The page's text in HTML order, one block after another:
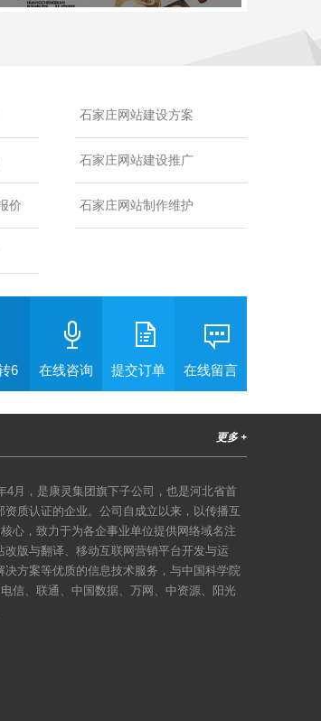
价
石家庄网站建设方案
石家庄网站建设推广
石家庄网站制作维护
6 在线咨询 提交订单 在线留言
更多 +
月，是康灵集团旗下子公司，也是河北省首
质认证的企业。公司自成立以来，以传播互
心，致力于为各企事业单位提供网络域名注
版与翻译、移动互联网营销平台开发与运
方案等优质的信息技术服务，与中国科学院
信、联通、中国数据、万网、中资源、阳光